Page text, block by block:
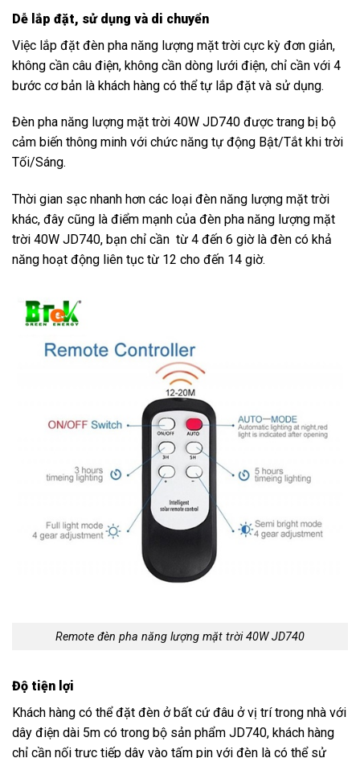
Dễ lắp đặt, sử dụng và di chuyển
Việc lắp đặt đèn pha năng lượng mặt trời cực kỳ đơn giản,
không cần câu điện, không cần dòng lưới điện, chỉ cần với 4
bước cơ bản là khách hàng có thể tự lắp đặt và sử dụng.
Đèn pha năng lượng mặt trời 40W JD740 được trang bị bộ
cảm biến thông minh với chức năng tự động Bật/Tắt khi trời
Tối/Sáng.
Thời gian sạc nhanh hơn các loại đèn năng lượng mặt trời
khác, đây cũng là điểm mạnh của đèn pha năng lượng mặt
trời 40W JD740, bạn chỉ cần từ 4 đến 6 giờ là đèn có khả
năng hoạt động liên tục từ 12 cho đến 14 giờ.
Remote đèn pha năng lượng mặt trời 40W JD740
Độ tiện lợi
Khách hàng có thể đặt đèn ở bất cứ đâu ở vị trí trong nhà với
dây điện dài 5m có trong bộ sản phẩm JD740, khách hàng
chỉ cần nối trực tiếp dây vào tấm pin với đèn là có thể sử